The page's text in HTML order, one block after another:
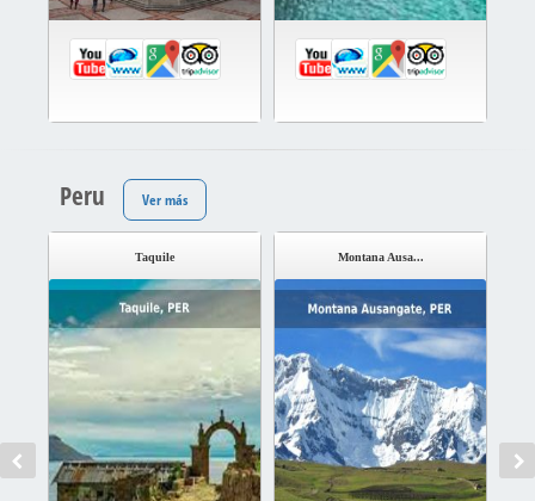
Peru Ver más
Taquile Montana Ausa...